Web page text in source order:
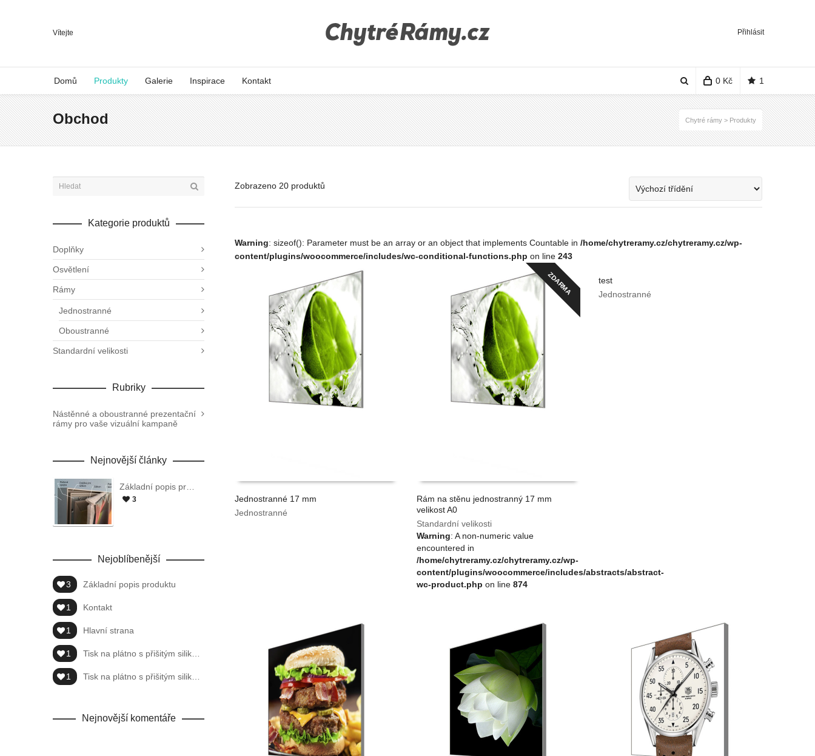
Vítejte Přihlásit
Domů Produkty Galerie Inspirace Kontakt 0 Kč 1
Obchod Chytré rámy > Produkty
Zobrazeno 20 produktů
Warning: sizeof(): Parameter must be an array or an object that implements Countable in /home/chytreramy.cz/chytreramy.cz/wp-
content/plugins/woocommerce/includes/wc-conditional-functions.php on line 243
VYPOČÍTAT CENU
Jednostranné 17 mm
Jednostranné
ZDARMA
Rám na stěnu jednostranný 17 mm
velikost A0
Standardní velikosti
Warning: A non-numeric value
encountered in
/home/chytreramy.cz/chytreramy.cz/wp-
content/plugins/woocommerce/includes/abstracts/abstract-
wc-product.php on line 874
ZOBRAZIT VÍCE
test
Jednostranné
Kategorie produktů
Doplňky
Osvětlení
Rámy
Jednostranné
Oboustranné
Standardní velikosti
Rubriky
Nástěnné a oboustranné prezentační
rámy pro vaše vizuální kampaně
Nejnovější články
3
Nejoblíbenější
3 Základní popis produktu
1 Kontakt
1 Hlavní strana
1
1
Nejnovější komentáře